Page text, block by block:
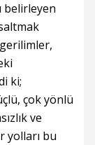
belirleyen
ki;
çok yönlü
ve
yolları bu